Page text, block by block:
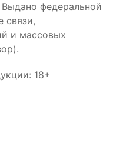
Выдано федеральной
связи,
и массовых
18+